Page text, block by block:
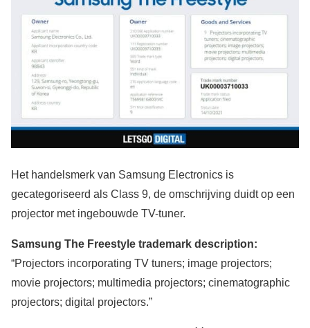
Het handelsmerk van Samsung Electronics is
gecategoriseerd als Class 9, de omschrijving duidt op een
projector met ingebouwde TV-tuner.
Samsung The Freestyle trademark description:
“Projectors incorporating TV tuners; image projectors;
movie projectors; multimedia projectors; cinematographic
projectors; digital projectors.”